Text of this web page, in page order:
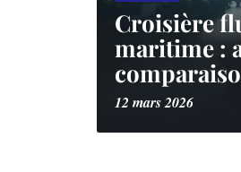
Croisière
maritime :
12 mars 2026